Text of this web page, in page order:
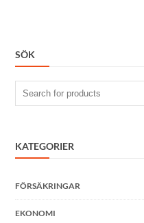
SÖK
Search
for:
KATEGORIER
FÖRSÄKRINGAR
EKONOMI